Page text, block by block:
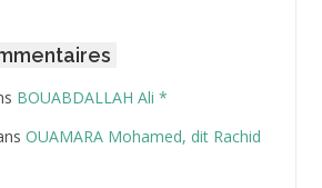
BOUABDALLAH Ali *
OUAMARA Mohamed, dit Rachid